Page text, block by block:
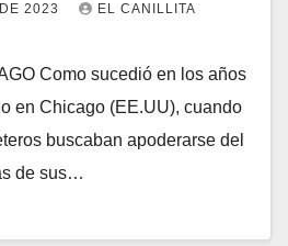
2023 EL CANILLITA
Como sucedió en los años
en Chicago (EE.UU), cuando
buscaban apoderarse del
de sus…